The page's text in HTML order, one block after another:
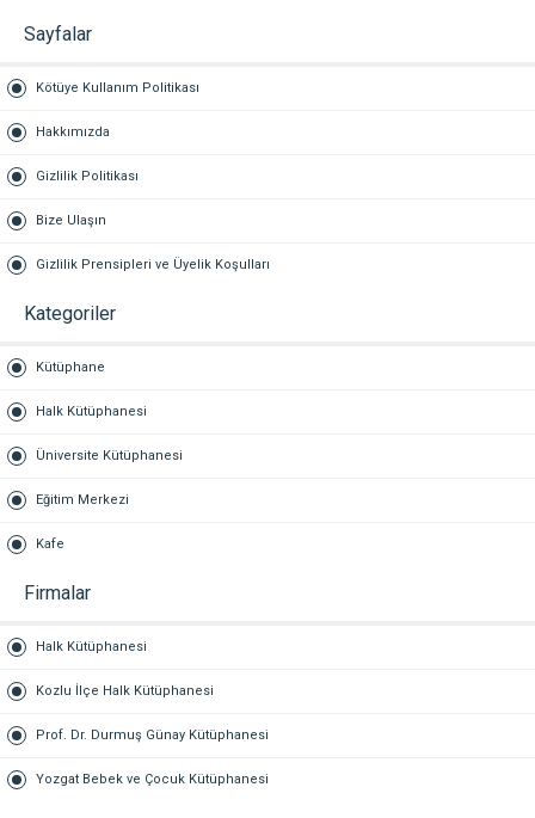
Sayfalar
Kötüye Kullanım Politikası
Hakkımızda
Gizlilik Politikası
Bize Ulaşın
Gizlilik Prensipleri ve Üyelik Koşulları
Kategoriler
Kütüphane
Halk Kütüphanesi
Üniversite Kütüphanesi
Eğitim Merkezi
Kafe
Firmalar
Halk Kütüphanesi
Kozlu İlçe Halk Kütüphanesi
Prof. Dr. Durmuş Günay Kütüphanesi
Yozgat Bebek ve Çocuk Kütüphanesi